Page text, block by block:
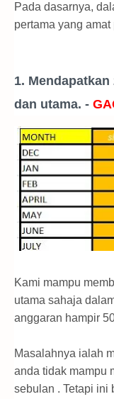
Pada dasarnya,
pertama yang
1.
dan utama. -
Kami mampu
utama sahaja
anggaran hampir
Masalahnya ialah
anda tidak mampu
sebulan . Tetapi ini